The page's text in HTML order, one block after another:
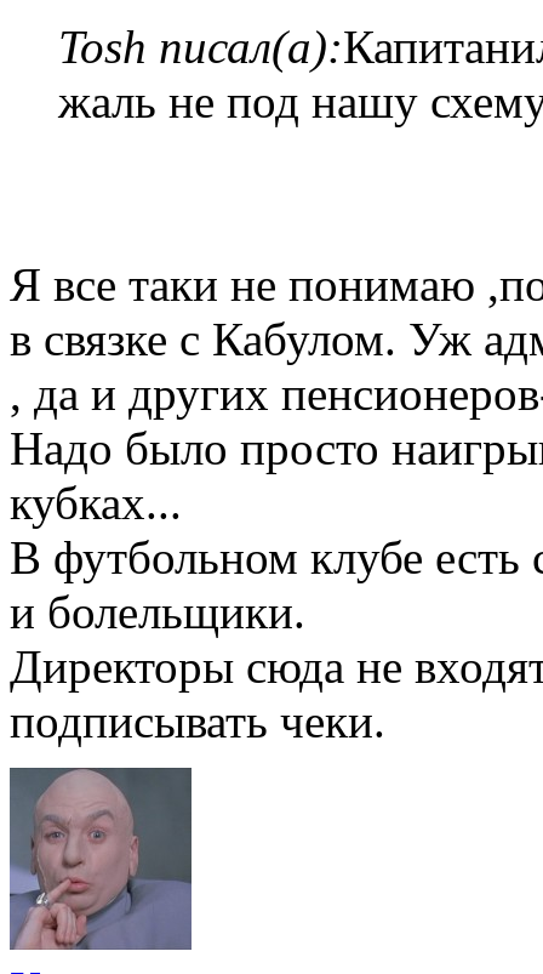
Tosh писал(а):
жаль не под нашу
Я все таки не понимаю
в связке с Кабулом. Уж
, да и других
Надо было просто
кубках...
В футбольном клубе есть
и болельщики.
Директоры сюда не
подписывать чеки.